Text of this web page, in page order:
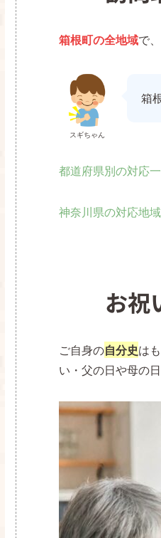
箱根町の全地域で
スギちゃん
箱
都道府県別の対応
神奈川県の対応地
お祝
ご自身の自分史は
い・父の日や母の